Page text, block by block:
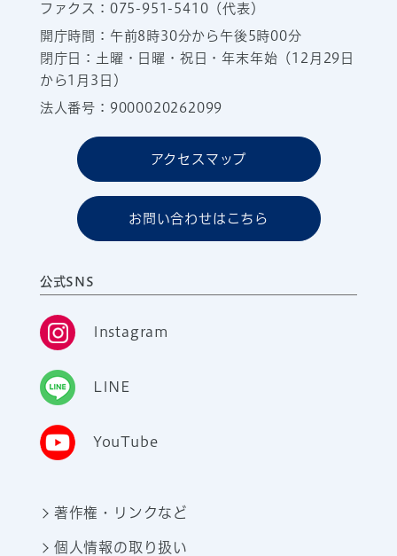
ファクス：075-951-5410（代表）
開庁時間：午前8時30分から午後5時00分
閉庁日：土曜・日曜・祝日・年末年始（12月29日
から1月3日）
法人番号：9000020262099
アクセスマップ
お問い合わせはこちら
公式SNS
Instagram
LINE
YouTube
著作権・リンクなど
個人情報の取り扱い